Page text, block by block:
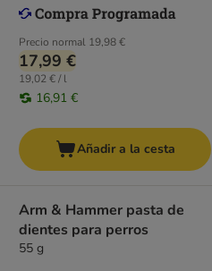
Precio normal 19,98 €
17,99 €
19,02 € / l
16,91 €
Añadir a la cesta
Arm & Hammer pasta de
dientes para perros
55 g